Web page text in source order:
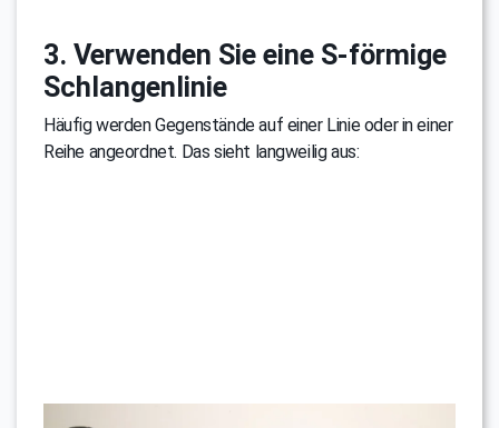
3. Verwenden Sie eine S-förmige
Schlangenlinie
Häufig werden Gegenstände auf einer Linie oder in einer
Reihe angeordnet. Das sieht langweilig aus: